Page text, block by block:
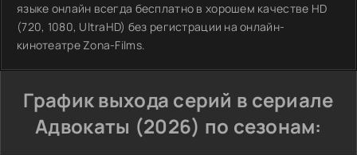
языке онлайн всегда бесплатно в хорошем качестве HD
(720, 1080, UltraHD) без регистрации на онлайн-
кинотеатре Zona-Films.
График выхода серий в сериале
Адвокаты (2026) по сезонам: